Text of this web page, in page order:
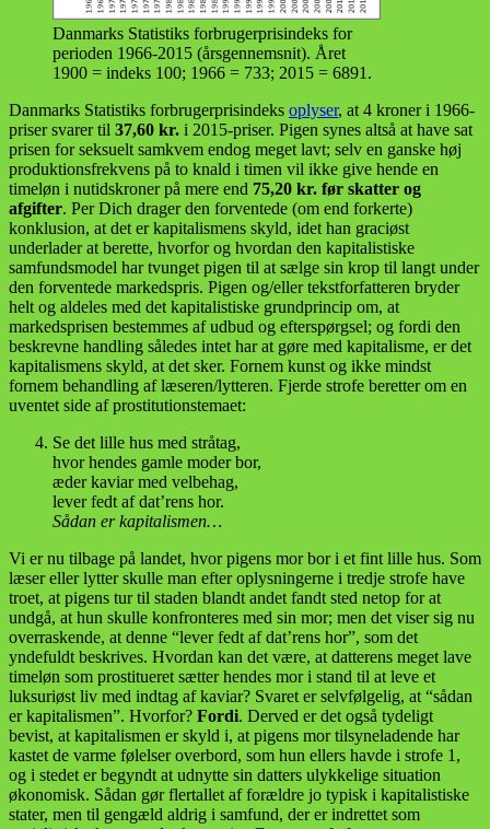
Danmarks Statistiks forbrugerprisindeks for
perioden 1966-2015 (årsgennemsnit). Året
1900 = indeks 100; 1966 = 733; 2015 = 6891.
Danmarks Statistiks forbrugerprisindeks oplyser, at 4 kroner i 1966-
priser svarer til 37,60 kr. i 2015-priser. Pigen synes altså at have sat
prisen for seksuelt samkvem endog meget lavt; selv en ganske høj
produktionsfrekvens på to knald i timen vil ikke give hende en
timeløn i nutidskroner på mere end 75,20 kr. før skatter og
afgifter. Per Dich drager den forventede (om end forkerte)
konklusion, at det er kapitalismens skyld, idet han graciøst
underlader at berette, hvorfor og hvordan den kapitalistiske
samfundsmodel har tvunget pigen til at sælge sin krop til langt under
den forventede markedspris. Pigen og/eller tekstforfatteren bryder
helt og aldeles med det kapitalistiske grundprincip om, at
markedsprisen bestemmes af udbud og efterspørgsel; og fordi den
beskrevne handling således intet har at gøre med kapitalisme, er det
kapitalismens skyld, at det sker. Fornem kunst og ikke mindst
fornem behandling af læseren/lytteren. Fjerde strofe beretter om en
uventet side af prostitutionstemaet:
Se det lille hus med stråtag,
hvor hendes gamle moder bor,
æder kaviar med velbehag,
lever fedt af dat’rens hor.
Sådan er kapitalismen…
Vi er nu tilbage på landet, hvor pigens mor bor i et fint lille hus. Som
læser eller lytter skulle man efter oplysningerne i tredje strofe have
troet, at pigens tur til staden blandt andet fandt sted netop for at
undgå, at hun skulle konfronteres med sin mor; men det viser sig nu
overraskende, at denne “lever fedt af dat’rens hor”, som det
yndefuldt beskrives. Hvordan kan det være, at datterens meget lave
timeløn som prostitueret sætter hendes mor i stand til at leve et
luksuriøst liv med indtag af kaviar? Svaret er selvfølgelig, at “sådan
er kapitalismen”. Hvorfor? Fordi. Derved er det også tydeligt
bevist, at kapitalismen er skyld i, at pigens mor tilsyneladende har
kastet de varme følelser overbord, som hun ellers havde i strofe 1,
og i stedet er begyndt at udnytte sin datters ulykkelige situation
økonomisk. Sådan gør flertallet af forældre jo typisk i kapitalistiske
stater, men til gengæld aldrig i samfund, der er indrettet som